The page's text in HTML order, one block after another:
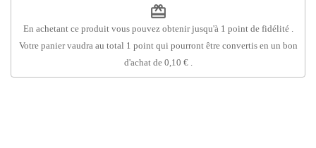
redeem
En achetant ce produit vous pouvez obtenir jusqu'à 1 point de fidélité.
Votre panier vaudra au total 1 pointqui pourront être convertis en un bon
d'achat de 0,10 €.